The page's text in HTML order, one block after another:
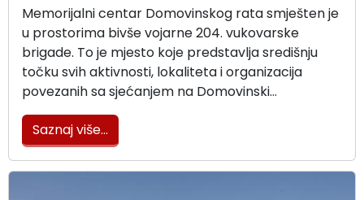
Memorijalni centar Domovinskog rata smješten je
u prostorima bivše vojarne 204. vukovarske
brigade. To je mjesto koje predstavlja središnju
točku svih aktivnosti, lokaliteta i organizacija
povezanih sa sjećanjem na Domovinski…
Saznaj više...